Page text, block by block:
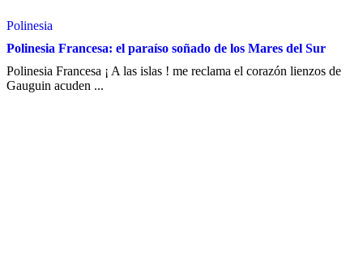
Polinesia
Polinesia Francesa: el paraíso soñado de los Mares del Sur
Polinesia Francesa ¡ A las islas ! me reclama el corazón lienzos de
Gauguin acuden ...